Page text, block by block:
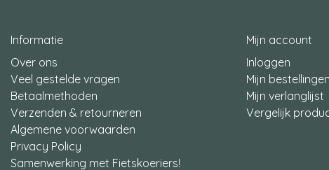
Informatie
Over ons
Veel gestelde vragen
Betaalmethoden
Verzenden & retourneren
Algemene voorwaarden
Privacy Policy
Samenwerking met Fietskoeriers!
Mijn account
Inloggen
Mijn bestellingen
Mijn verlanglijst
Vergelijk